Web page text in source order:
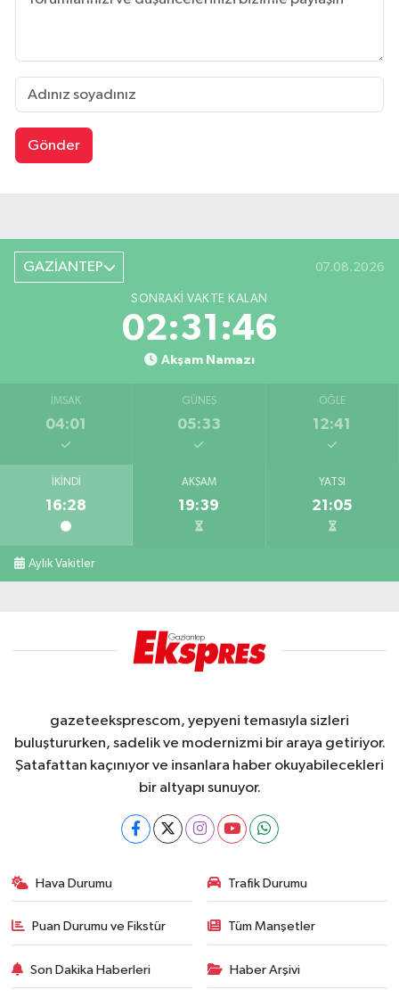
Gönder
GAZİANTEP 07.08.2026
SONRAKI VAKTE KALAN
02:31:46
Akşam Namazı
İMSAK
04:01
GÜNEŞ
05:33
ÖĞLE
12:41
İKINDI
16:28
AKŞAM
19:39
YATSI
21:05
Aylık Vakitler
gazeteeksprescom, yepyeni temasıyla sizleri
buluştururken, sadelik ve modernizmi bir araya getiriyor.
Şatafattan kaçınıyor ve insanlara haber okuyabilecekleri
bir altyapı sunuyor.
Hava Durumu Trafik Durumu
Puan Durumu ve Fikstür Tüm Manşetler
Son Dakika Haberleri Haber Arşivi